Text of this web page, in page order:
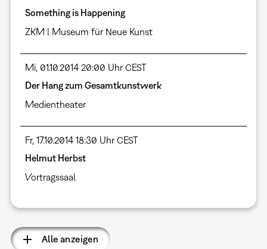
Something is Happening
ZKM | Museum für Neue Kunst
Mi, 01.10.2014 20:00 Uhr CEST
Der Hang zum Gesamtkunstwerk
Medientheater
Fr, 17.10.2014 18:30 Uhr CEST
Helmut Herbst
Vortragssaal
Alle anzeigen